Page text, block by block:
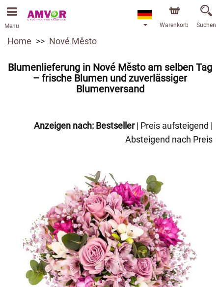
Menu Warenkorb Suchen
Home Nové Město
Blumenlieferung in Nové Město am selben Tag
– frische Blumen und zuverlässiger
Blumenversand
Anzeigen nach: Bestseller| Preis aufsteigend |
Absteigend nach Preis